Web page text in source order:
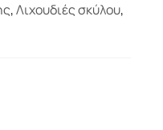
,Λιχουδιές σκύλου,